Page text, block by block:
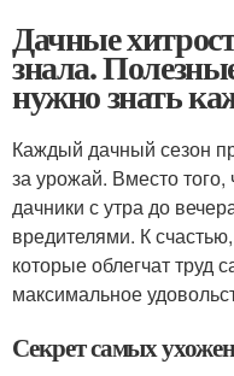
Дачные
знала.
нужно знать
Каждый дачный сезон
за урожай. Вместо того,
дачники с утра до
вредителями. К
которые облегчат труд
максимальное
Секрет самых